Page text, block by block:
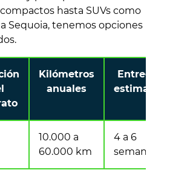
hasta SUVs como
Sequoia, tenemos opciones
Kilómetros
anuales
Entrega
estimada
10.000 a
60.000 km
4 a 6
semanas